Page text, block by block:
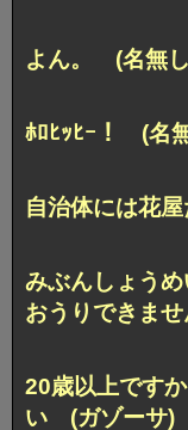
よん。 (名無
ﾎﾛﾋｯﾋｰ！ (名
自治体には花
みぶんしょう
おうりできま
20歳以上です
い (ガゾーサ)